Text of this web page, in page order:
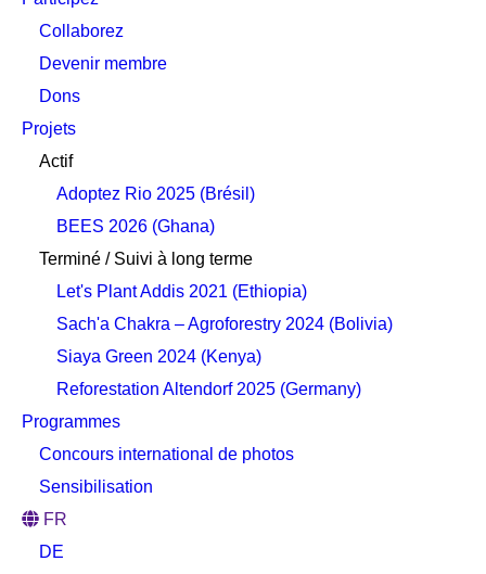
Collaborez
Devenir membre
Dons
Projets
Actif
Adoptez Rio 2025 (Brésil)
BEES 2026 (Ghana)
Terminé / Suivi à long terme
Let's Plant Addis 2021 (Ethiopia)
Sach'a Chakra – Agroforestry 2024 (Bolivia)
Siaya Green 2024 (Kenya)
Reforestation Altendorf 2025 (Germany)
Programmes
Concours international de photos
Sensibilisation
FR
DE